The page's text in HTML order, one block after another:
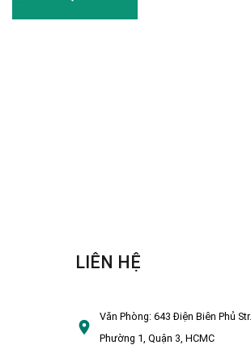
LIÊN HỆ
Văn Phòng:643 Điện Biên Phủ Str.,
Phường 1, Quận 3, HCMC